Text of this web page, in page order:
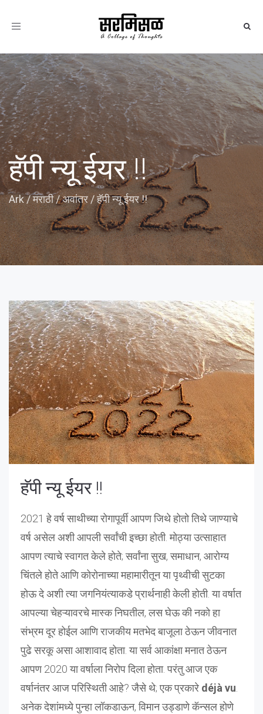
Toggle
हॅपी न्यू ईयर !!
Ark/मराठी/अवांतर /हॅपी न्यू ईयर !!
हॅपी न्यू ईयर !!
2021 हे वर्ष साथीच्या रोगापूर्वी आपण जिथे होतो तिथे जाण्याचे
वर्ष असेल अशी आपली सर्वांची इच्छा होती. मोठ्या उत्साहात
आपण त्याचे स्वागत केले होते; सर्वांना सुख, समाधान, आरोग्य
चिंतले होते आणि कोरोनाच्या महामारीतून या पृथ्वीची सुटका
होऊ दे अशी त्या जगनियंत्याकडे प्रार्थनाही केली होती. या वर्षात
आपल्या चेहऱ्यावरचे मास्क निघतील, लस घेऊ की नको हा
संभ्रम दूर होईल आणि राजकीय मतभेद बाजूला ठेऊन जीवनात
पुढे सरकू असा आशावाद होता. या सर्व आकांक्षा मनात ठेऊन
आपण 2020 या वर्षाला निरोप दिला होता. परंतु आज एक
वर्षानंतर आज परिस्थिती आहे? जैसे थे; एक प्रकारे déjà vu.
अनेक देशांमध्ये पुन्हा लॉकडाऊन, विमान उड्डाणे कॅन्सल होणे